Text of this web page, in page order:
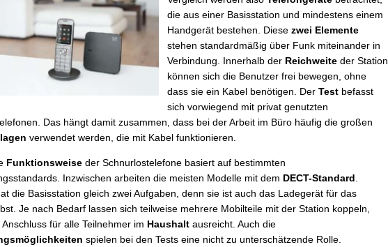
die aus einer Basisstation und mindestens einem
Handgerät bestehen. Diese zwei Elemente
stehen standardmäßig über Funk miteinander in
Verbindung. Innerhalb der Reichweite der Station
können sich die Benutzer frei bewegen, ohne
dass sie ein Kabel benötigen. Der Test befasst
sich vorwiegend mit privat genutzten
Das hängt damit zusammen, dass bei der Arbeit im Büro häufig die großen
verwendet werden, die mit Kabel funktionieren.
Funktionsweise der Schnurlostelefone basiert auf bestimmten
Inzwischen arbeiten die meisten Modelle mit dem DECT-Standard
die Basisstation gleich zwei Aufgaben, denn sie ist auch das Ladegerät für das
Je nach Bedarf lassen sich teilweise mehrere Mobilteile mit der Station koppeln,
für alle Teilnehmer im Haushalt ausreicht. Auch die
spielen bei den Tests eine nicht zu unterschätzende Rolle.